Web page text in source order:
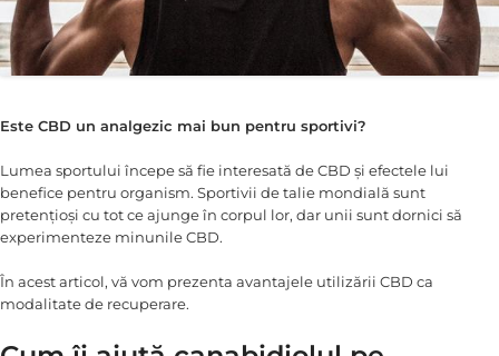
Este CBD un analgezic mai bun pentru sportivi?
Lumea sportului începe să fie interesată de CBD și efectele lui
benefice pentru organism. Sportivii de talie mondială sunt
pretențioși cu tot ce ajunge în corpul lor, dar unii sunt dornici să
experimenteze minunile CBD.
În acest articol, vă vom prezenta avantajele utilizării CBD ca
modalitate de recuperare.